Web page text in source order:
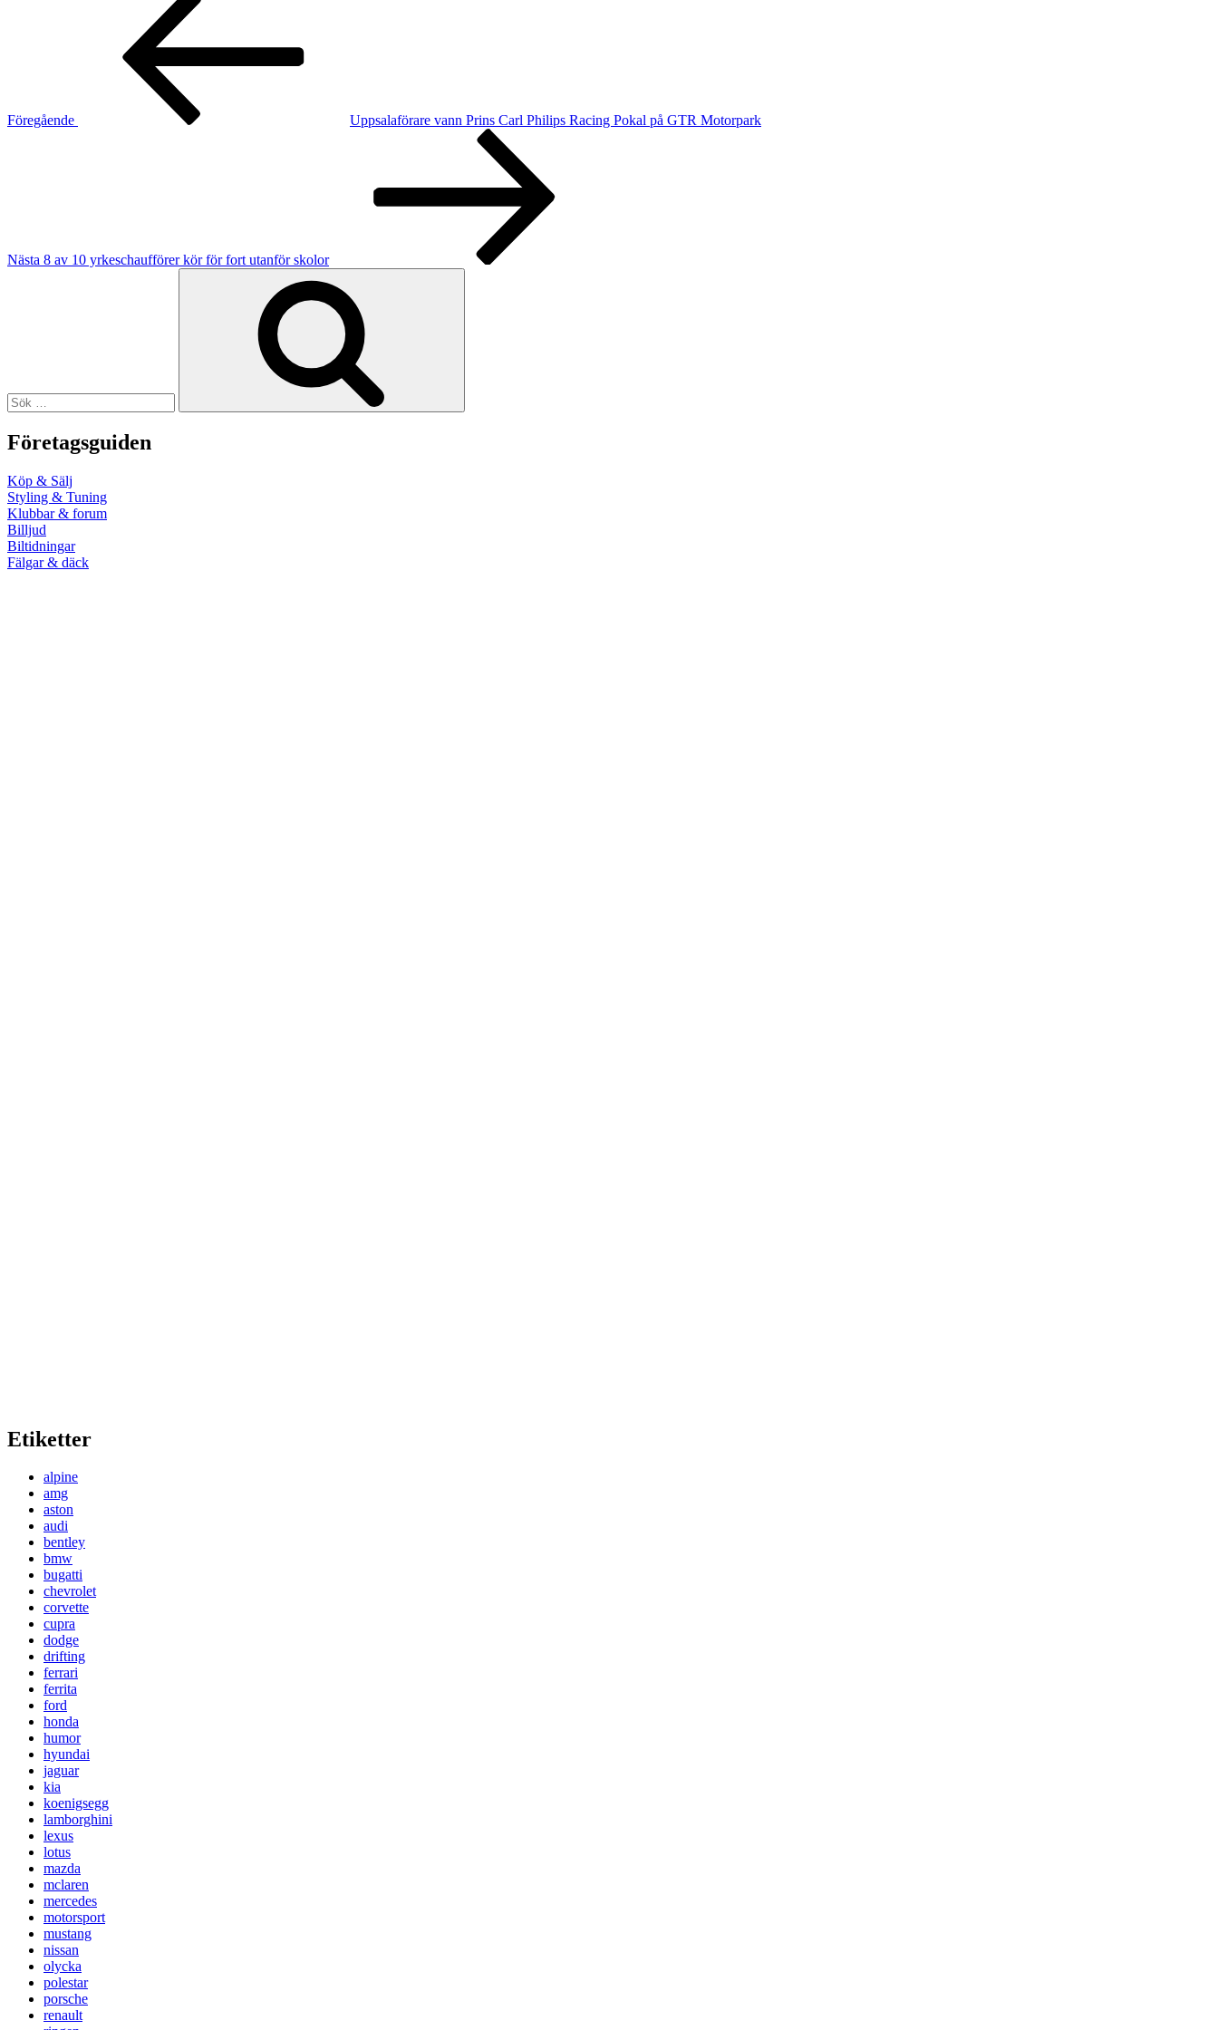
Föregående
Uppsalaförare vann Prins Carl Philips Racing Pokal på GTR Motorpark
Nästa 8 av 10 yrkeschaufförer kör för fort utanför skolor
Företagsguiden
Köp & Sälj
Styling & Tuning
Klubbar & forum
Billjud
Biltidningar
Fälgar & däck
Etiketter
alpine
amg
aston
audi
bentley
bmw
bugatti
chevrolet
corvette
cupra
dodge
drifting
ferrari
ferrita
ford
honda
humor
hyundai
jaguar
kia
koenigsegg
lamborghini
lexus
lotus
mazda
mclaren
mercedes
motorsport
mustang
nissan
olycka
polestar
porsche
renault